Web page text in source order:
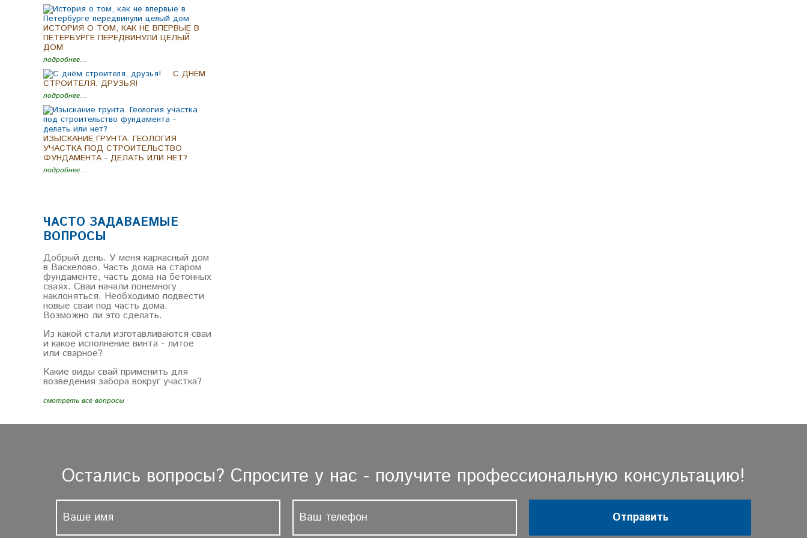
ИСТОРИЯ О ТОМ, КАК НЕ ВПЕРВЫЕ В
ПЕТЕРБУРГЕ ПЕРЕДВИНУЛИ ЦЕЛЫЙ
ДОМ
подробнее...
C ДНЁМ
СТРОИТЕЛЯ, ДРУЗЬЯ!
подробнее...
ИЗЫСКАНИЕ ГРУНТА. ГЕОЛОГИЯ
УЧАСТКА ПОД СТРОИТЕЛЬСТВО
ФУНДАМЕНТА - ДЕЛАТЬ ИЛИ НЕТ?
подробнее...
ЧАСТО ЗАДАВАЕМЫЕ
ВОПРОСЫ
Добрый день. У меня каркасный дом
в Васкелово. Часть дома на старом
фундаменте, часть дома на бетонных
сваях. Сваи начали понемногу
наклоняться. Необходимо подвести
новые сваи под часть дома.
Возможно ли это сделать.
Из какой стали изготавливаются сваи
и какое исполнение винта - литое
или сварное?
Какие виды свай применить для
возведения забора вокруг участка?
смотреть все вопросы
Остались вопросы? Спросите у нас - получите профессиональную консультацию!
Отправить